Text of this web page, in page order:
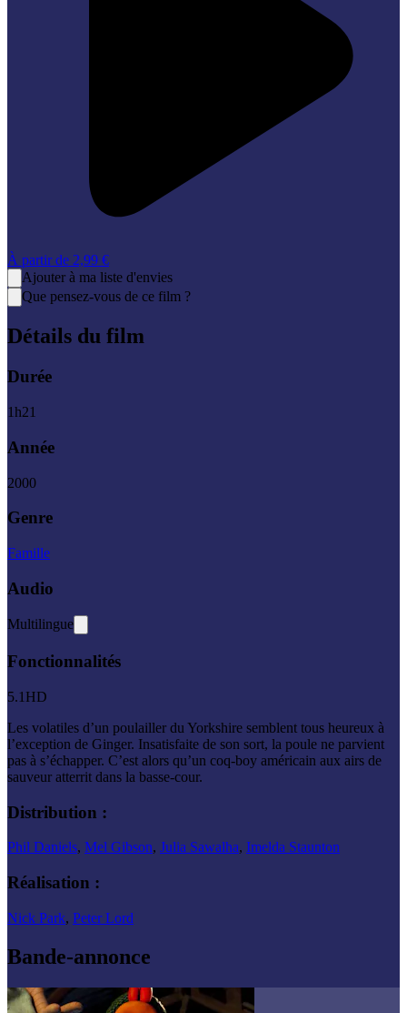
À partir de 2,99 €
Ajouter à ma liste d'envies
Que pensez-vous de ce film ?
Détails du film
Durée
1h21
Année
2000
Genre
Famille
Audio
Multilingue
Fonctionnalités
5.1HD
Les volatiles d’un poulailler du Yorkshire semblent tous heureux à
l’exception de Ginger. Insatisfaite de son sort, la poule ne parvient
pas à s’échapper. C’est alors qu’un coq-boy américain aux airs de
sauveur atterrit dans la basse-cour.
Distribution :
Phil Daniels, Mel Gibson, Julia Sawalha, Imelda Staunton
Réalisation :
Nick Park, Peter Lord
Bande-annonce